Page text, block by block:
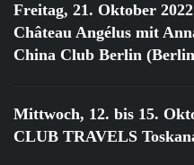
Freitag, 21. Oktober 2022
Château Angélus mit
China Club Berlin
Mittwoch, 12. bis 15.
CLUB TRAVELS